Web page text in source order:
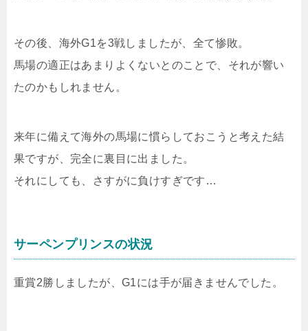
その後、海外G1を3戦しましたが、全て惨敗。
馬場の適正はあまりよくないとのことで、それが響い
たのかもしれません。
来年に備えて海外の馬場に慣らしておこうと考えた結
果ですが、完全に裏目に出ました。
それにしても、さすがに負けすぎです…
サーペンプリンスの状況
重賞2勝しましたが、G1には手が届きませんでした。